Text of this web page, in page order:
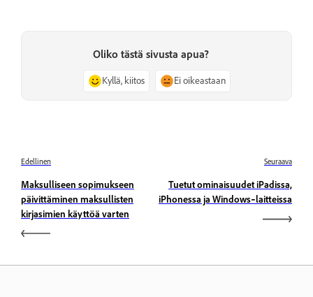
Oliko tästä sivusta apua?
Kyllä, kiitos Ei oikeastaan
Edellinen
Maksulliseen sopimukseen
päivittäminen maksullisten
kirjasimien käyttöä varten
Seuraava
Tuetut ominaisuudet iPadissa,
iPhonessa ja Windows‑laitteissa